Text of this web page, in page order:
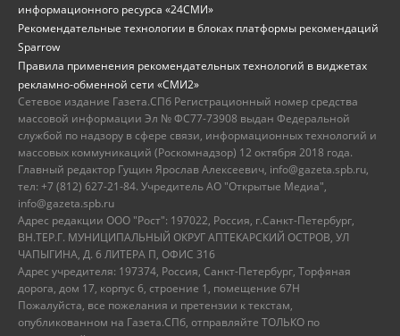
информационного ресурса «24СМИ»
Рекомендательные технологии в блоках платформы рекомендаций
Sparrow
Правила применения рекомендательных технологий в виджетах
рекламно-обменной сети «СМИ2»
Сетевое издание Газета.СПб Регистрационный номер средства
массовой информации Эл № ФС77-73908 выдан Федеральной
службой по надзору в сфере связи, информационных технологий и
массовых коммуникаций (Роскомнадзор) 12 октября 2018 года.
Главный редактор Гущин Ярослав Алексеевич, info@gazeta.spb.ru,
тел: +7 (812) 627-21-84. Учредитель АО "Открытые Медиа",
info@gazeta.spb.ru
Адрес редакции ООО "Рост": 197022, Россия, г.Санкт-Петербург,
ВН.ТЕР.Г. МУНИЦИПАЛЬНЫЙ ОКРУГ АПТЕКАРСКИЙ ОСТРОВ, УЛ
ЧАПЫГИНА, Д. 6 ЛИТЕРА П, ОФИС 316
Адрес учредителя: 197374, Россия, Санкт-Петербург, Торфяная
дорога, дом 17, корпус 6, строение 1, помещение 67Н
Пожалуйста, все пожелания и претензии к текстам,
опубликованном на Газета.СПб, отправляйте ТОЛЬКО по